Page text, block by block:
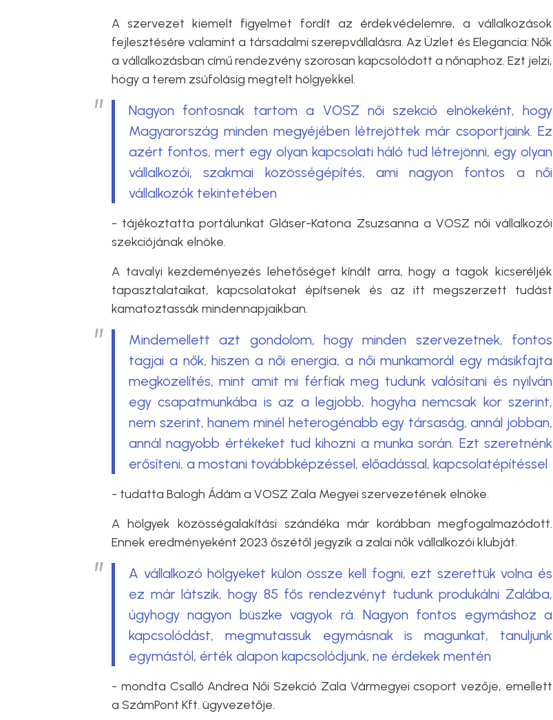
A szervezet kiemelt figyelmet fordít az érdekvédelemre, a vállalkozások
fejlesztésére valamint a társadalmi szerepvállalásra. Az Üzlet és Elegancia: Nők
a vállalkozásban című rendezvény szorosan kapcsolódott a nőnaphoz. Ezt jelzi,
hogy a terem zsúfolásig megtelt hölgyekkel.
Nagyon fontosnak tartom a VOSZ női szekció elnökeként, hogy
Magyarország minden megyéjében létrejöttek már csoportjaink. Ez
azért fontos, mert egy olyan kapcsolati háló tud létrejönni, egy olyan
vállalkozói, szakmai közösségépítés, ami nagyon fontos a női
vállalkozók tekintetében
- tájékoztatta portálunkat Gláser-Katona Zsuzsanna a VOSZ női vállalkozói
szekciójának elnöke.
A tavalyi kezdeményezés lehetőséget kínált arra, hogy a tagok kicseréljék
tapasztalataikat, kapcsolatokat építsenek és az itt megszerzett tudást
kamatoztassák mindennapjaikban.
Mindemellett azt gondolom, hogy minden szervezetnek, fontos
tagjai a nők, hiszen a női energia, a női munkamorál egy másikfajta
megközelítés, mint amit mi férfiak meg tudunk valósítani és nyilván
egy csapatmunkába is az a legjobb, hogyha nemcsak kor szerint,
nem szerint, hanem minél heterogénabb egy társaság, annál jobban,
annál nagyobb értékeket tud kihozni a munka során. Ezt szeretnénk
erősíteni, a mostani továbbképzéssel, előadással, kapcsolatépítéssel
- tudatta Balogh Ádám a VOSZ Zala Megyei szervezetének elnöke.
A hölgyek közösségalakítási szándéka már korábban megfogalmazódott.
Ennek eredményeként 2023 őszétől jegyzik a zalai nők vállalkozói klubját.
A vállalkozó hölgyeket külön össze kell fogni, ezt szerettük volna és
ez már látszik, hogy 85 fős rendezvényt tudunk produkálni Zalába,
úgyhogy nagyon büszke vagyok rá. Nagyon fontos egymáshoz a
kapcsolódást, megmutassuk egymásnak is magunkat, tanuljunk
egymástól, érték alapon kapcsolódjunk, ne érdekek mentén
- mondta Csalló Andrea Női Szekció Zala Vármegyei csoport vezője, emellett
a SzámPont Kft. ügyvezetője.